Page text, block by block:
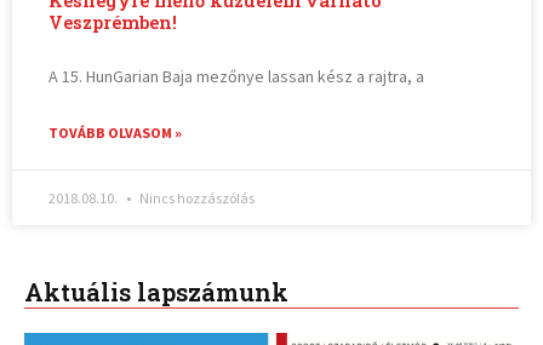
Veszprémben!
A 15. HunGarian Baja mezőnye lassan kész a rajtra, a
TOVÁBB OLVASOM »
2018.08.10. Nincs hozzászólás
Aktuális lapszámunk